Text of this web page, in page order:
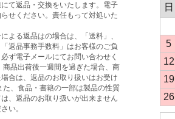
て返品・交換をいたします。電子
せください。責任もって対処いた
よる返品はの場合は、「送料」、
「返品事務手数料」はお客様のご負
ず電子メールにてお問い合わせく
商品出荷後一週間を過ぎた場合、商
合は、返品のお取り扱いはお受け
た、食品・書籍の一部は製品の性質
、返品のお取り扱いが出来ません
い。
日
5
12
19
26